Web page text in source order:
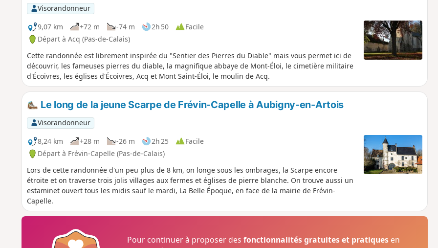
Visorandonneur
9,07 km
+72 m -74 m 2h 50
Facile
Départ à Acq (Pas-de-Calais)
Cette randonnée est librement inspirée du "Sentier des Pierres du Diable" mais vous permet ici de
découvrir, les fameuses pierres du diable, la magnifique abbaye de Mont-Éloi, le cimetière militaire
d'Écoivres, les églises d'Écoivres, Acq et Mont Saint-Éloi, le moulin de Acq.
Le long de la jeune Scarpe de Frévin-Capelle à Aubigny-en-Artois
Visorandonneur
8,24 km
+28 m -26 m 2h 25
Facile
Départ à Frévin-Capelle (Pas-de-Calais)
Lors de cette randonnée d'un peu plus de 8 km, on longe sous les ombrages, la Scarpe encore
étroite et on traverse trois jolis villages aux fermes et églises de pierre blanche. On trouve aussi un
estaminet ouvert tous les midis sauf le mardi, La Belle Époque, en face de la mairie de Frévin-
Capelle.
Pour continuer à proposer desfonctionnalités gratuites et pratiques en